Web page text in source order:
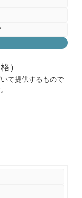
）
て提供するもので